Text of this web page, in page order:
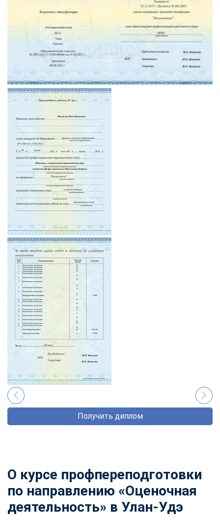
Получить диплом
О курсе профпереподготовки
по направлению «Оценочная
деятельность» в Улан-Удэ